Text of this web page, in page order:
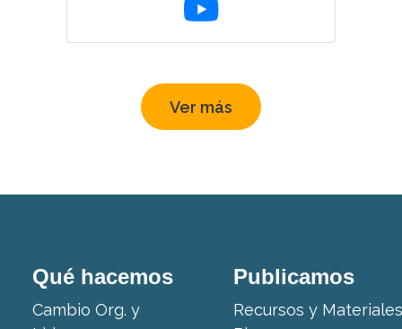
Ver más
Qué hacemos
Cambio Org. y
Publicamos
Recursos y Materiales